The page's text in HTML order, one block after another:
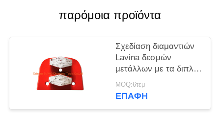
ΑΠΟΡΡΉΤΟΥ
παρόμοια προϊόντα
Σχεδίαση διαμαντιών
Lavina δεσμών
μετάλλων με τα διπλά
Hexagon τμήματα
MOQ:6τεμ
ΕΠΑΦΉ